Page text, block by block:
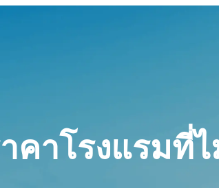
คาโรงแรมที่